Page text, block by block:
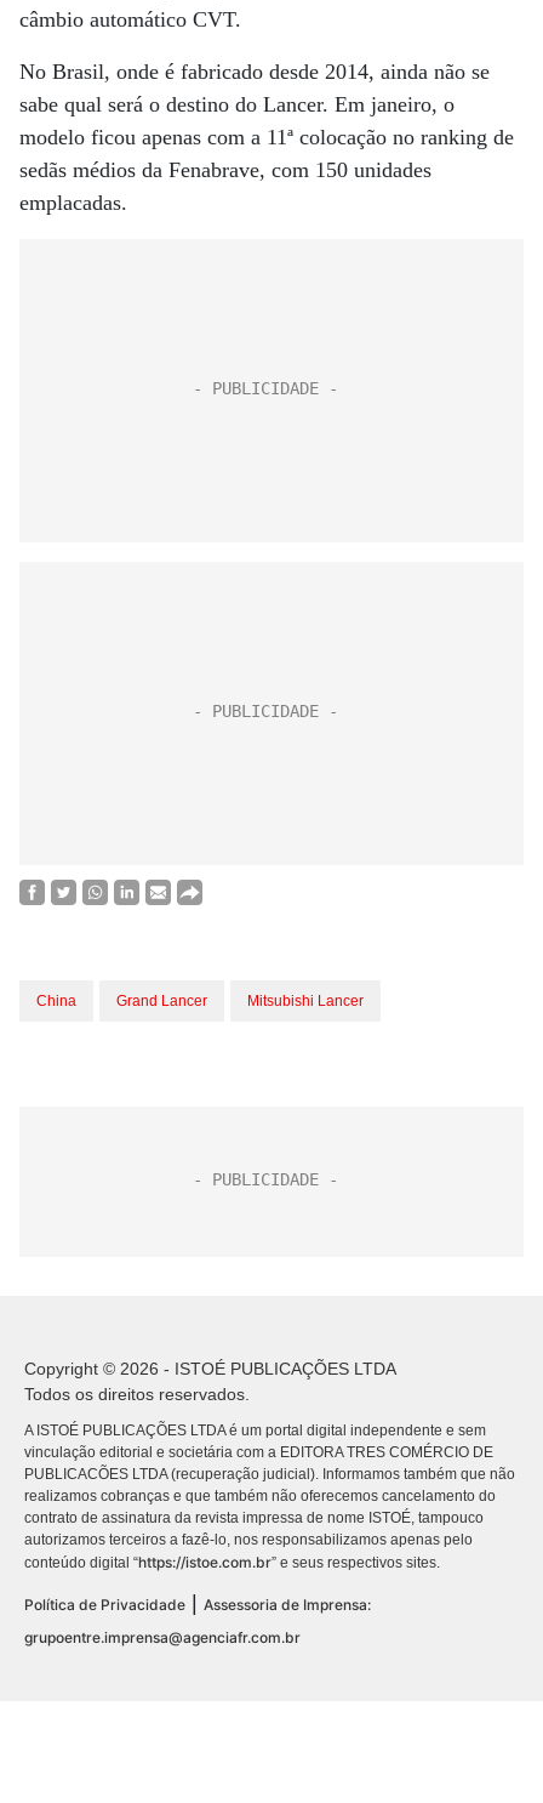
câmbio automático CVT.
No Brasil, onde é fabricado desde 2014, ainda não se
sabe qual será o destino do Lancer. Em janeiro, o
modelo ficou apenas com a 11ª colocação no ranking de
sedãs médios da Fenabrave, com 150 unidades
emplacadas.
China Grand Lancer Mitsubishi Lancer
Copyright © 2026 - ISTOÉ PUBLICAÇÕES LTDA
Todos os direitos reservados.
A ISTOÉ PUBLICAÇÕES LTDA é um portal digital independente e sem
vinculação editorial e societária com a EDITORA TRES COMÉRCIO DE
PUBLICACÕES LTDA (recuperação judicial). Informamos também que não
realizamos cobranças e que também não oferecemos cancelamento do
contrato de assinatura da revista impressa de nome ISTOÉ, tampouco
autorizamos terceiros a fazê-lo, nos responsabilizamos apenas pelo
conteúdo digital “https://istoe.com.br” e seus respectivos sites.
Política de Privacidade
Assessoria de Imprensa:
grupoentre.imprensa@agenciafr.com.br